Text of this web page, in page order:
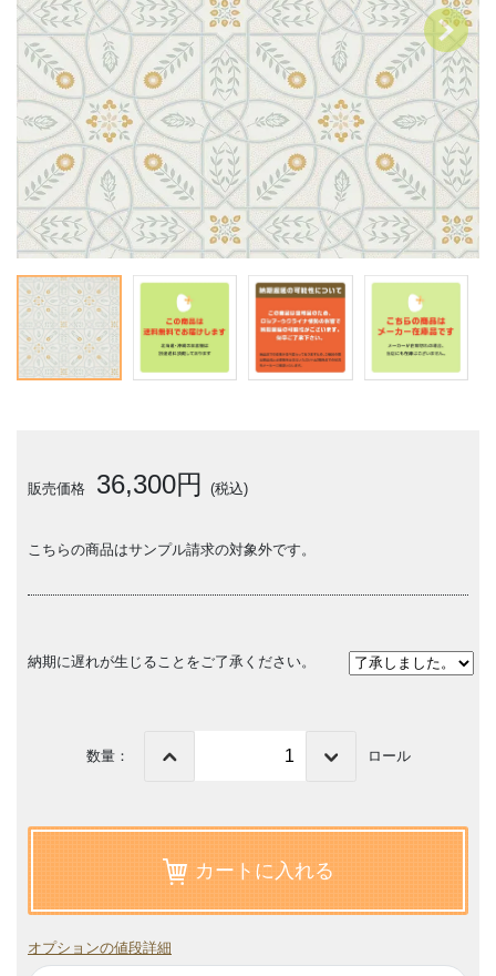
販売価格 36,300円 (税込)
こちらの商品はサンプル請求の対象外です。
納期に遅れが生じることをご了承ください。
数量： ロール
カートに入れる
オプションの値段詳細